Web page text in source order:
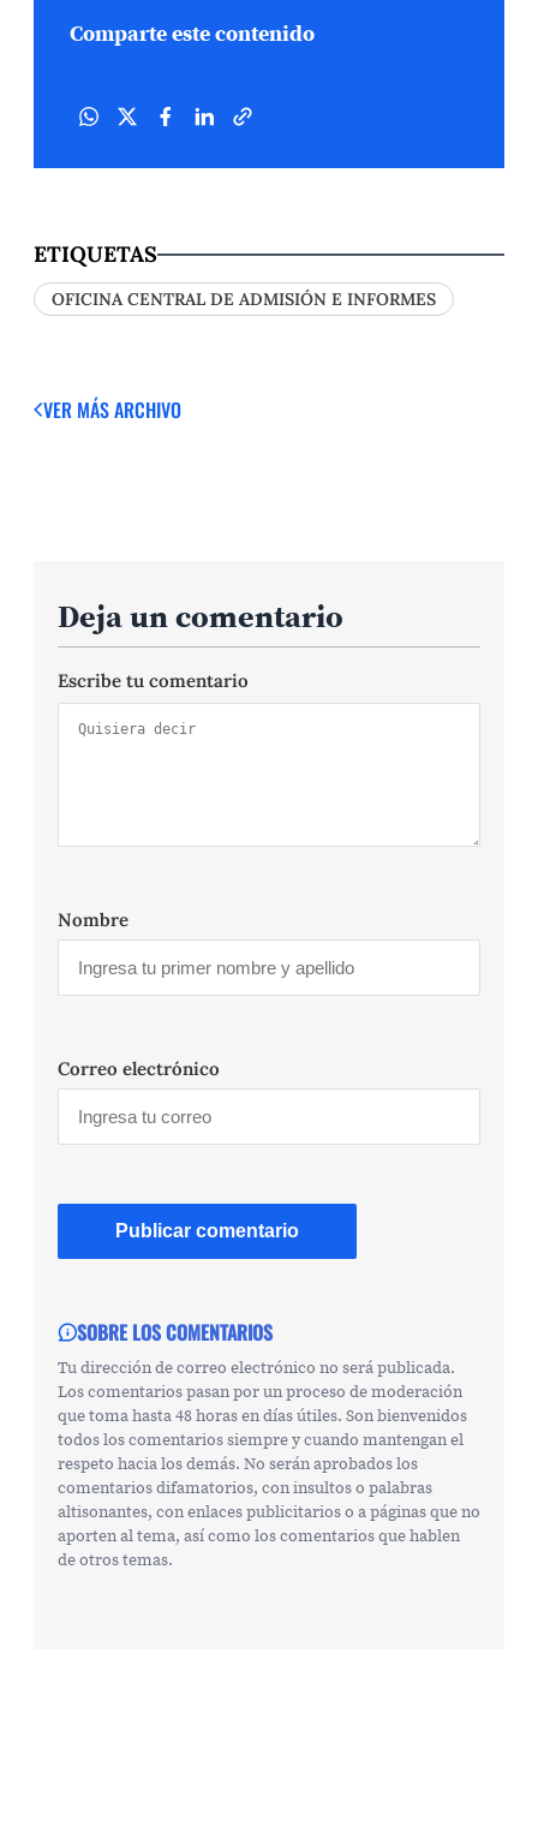
Comparte este contenido
ETIQUETAS
OFICINA CENTRAL DE ADMISIÓN E INFORMES
VER MÁSARCHIVO
Deja un comentario
Escribe tu comentario
Nombre
Correo electrónico
SOBRE LOS COMENTARIOS
Tu dirección de correo electrónico no será publicada.
Los comentarios pasan por un proceso de moderación
que toma hasta 48 horas en días útiles. Son bienvenidos
todos los comentarios siempre y cuando mantengan el
respeto hacia los demás. No serán aprobados los
comentarios difamatorios, con insultos o palabras
altisonantes, con enlaces publicitarios o a páginas que no
aporten al tema, así como los comentarios que hablen
de otros temas.